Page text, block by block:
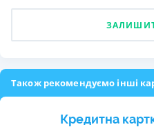
Також рекомендуємо інші
Кредитна